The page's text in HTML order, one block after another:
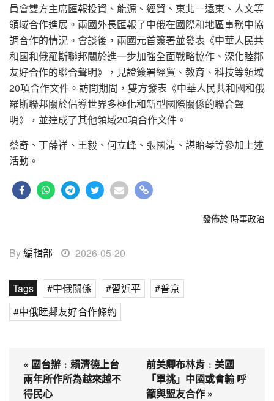
員會雙方主席匯報投資、能源、經貿、東北－遠東、人文等
領域合作進展。兩國外長匯報了中俄在國際和地區事務中協
調合作的情況。會談後，兩國元首簽署並發表《中華人民共
和國和俄羅斯聯邦關於進一步加強全面戰略協作、深化睦鄰
友好合作的聯合聲明》，見證簽署經貿、教育、科技等領域
20項合作文件。訪問期間，雙方發表《中華人民共和國和俄
羅斯聯邦關於倡導世界多極化和新型國際關係的聯合聲
明》，並達成了其他領域20項合作文件。
蔡奇、丁薛祥、王毅、何立峰、張國清、諶貽琴等參加上述
活動。
發佈於 時事政治
By編輯部 2026-05-20
Tags 中俄關係 習近平
普京
中俄睦鄰友好合作條約
« 國台辦﹕賴清德上台
兩年所作所為越來越不
得民心
前美卿布林肯﹕美國
「單挑」中國或會輸 呼
籲與盟友合作 »